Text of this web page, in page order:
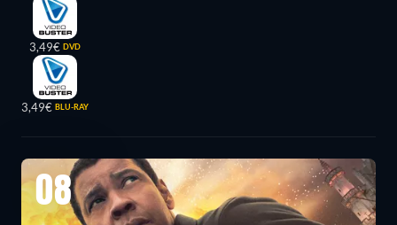
3,49€ DVD
3,49€ BLU-RAY
08